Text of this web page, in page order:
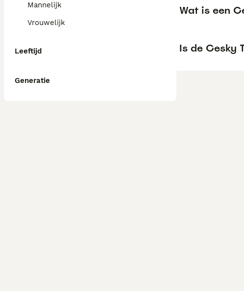
Mannelijk
Vrouwelijk
Leeftijd
Generatie
Wat is een
Is de Cesky